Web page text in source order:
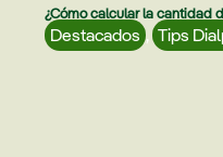
¿Cómo calcular la cantidad
Destacados , Tips